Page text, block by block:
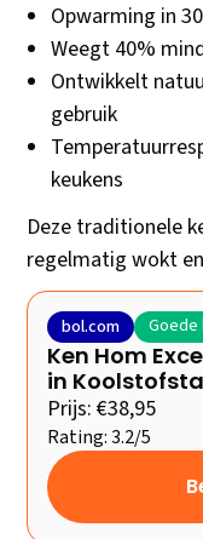
Opwarming in
Weegt 40%
Ontwikkelt
gebruik
keukens
Deze traditionele
regelmatig wokt
bol.com Goede
Ken Hom
in
Prijs: €38,95
Rating: 3.2/5